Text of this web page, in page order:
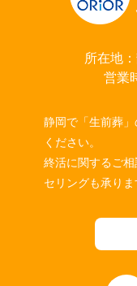
所在地
営業
静岡で「生前葬
ください。
終活に関するご
セリングも承りま